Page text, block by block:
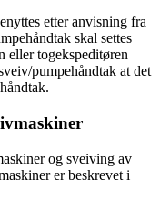
etter anvisning fra
skal settes
eller togekspeditøren
pumpehåndtak at det
og sveiving av
er beskrevet i